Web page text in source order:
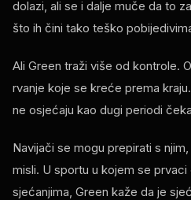
dolazi, ali se i dalje muče da to
što ih čini tako teško
Ali Green traži više od kontrole.
rvanje koje se kreće prema
ne osjećaju kao dugi periodi
Navijači se mogu prepirati s
misli. U sportu u kojem se
sjećanjima, Green kaže da je